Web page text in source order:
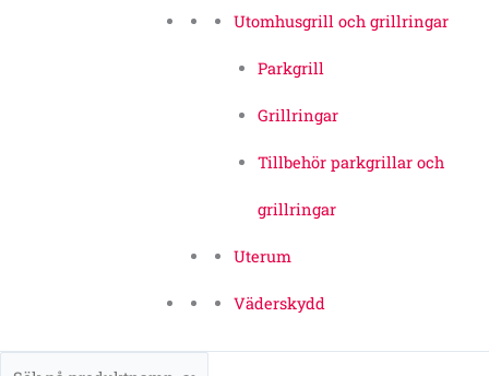
Utomhusgrill och grillringar
Parkgrill
Grillringar
Tillbehör parkgrillar och
grillringar
Uterum
Väderskydd